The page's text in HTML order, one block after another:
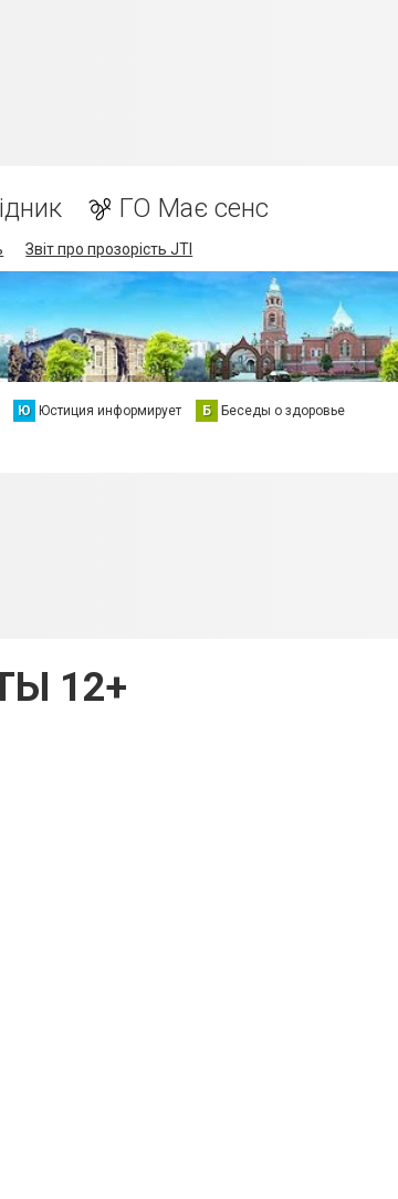
ГО Має сенс
Звіт про прозорість JTI
Ю Юстиция информирует Б Беседы о здоровье
12+